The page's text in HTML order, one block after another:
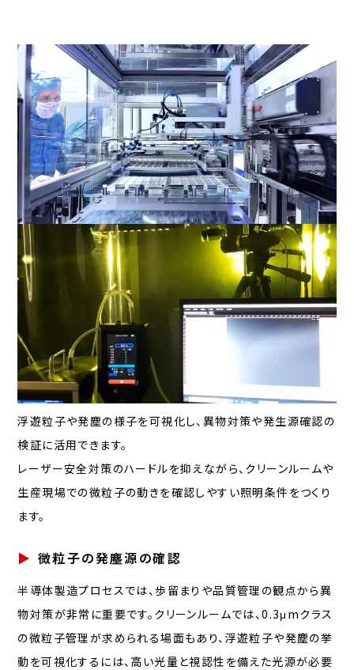
浮遊粒子や発塵の様子を可視化し、異物対策や発生源確認の
検証に活用できます。
レーザー安全対策のハードルを抑えながら、クリーンルームや
生産現場での微粒子の動きを確認しやすい照明条件をつくり
ます。
微粒子の発塵源の確認
半導体製造プロセスでは、歩留まりや品質管理の観点から異
物対策が非常に重要です。クリーンルームでは、0.3μmクラス
の微粒子管理が求められる場面もあり、浮遊粒子や発塵の挙
動を可視化するには、高い光量と視認性を備えた光源が必要